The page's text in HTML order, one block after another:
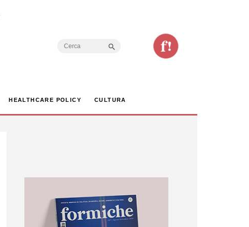
Search
HEALTHCARE POLICY CULTURA